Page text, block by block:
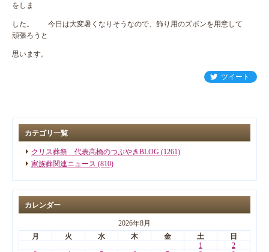
をしま
した。 今日は大変暑くなりそうなので、飾り用のズボンを用意して
頑張ろうと
思います。
ツイート
カテゴリ一覧
クリス葬祭 代表髙橋のつぶやきBLOG (1261)
家族葬関連ニュース (810)
カレンダー
2026年8月
月
火 水 木 金 土
日
1
2